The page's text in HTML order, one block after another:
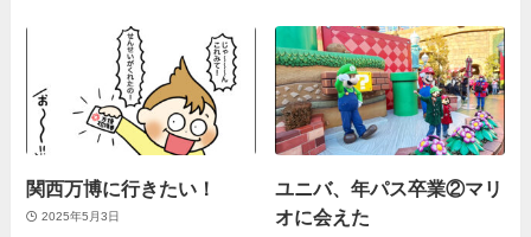
関西万博に行きたい！
2025年5月3日
ユニバ、年パス卒業②マリ
オに会えた